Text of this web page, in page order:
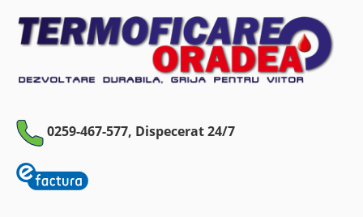
0259-467-577, Dispecerat 24/7